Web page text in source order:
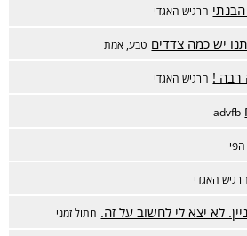
הרגיש האגדי
יש כמה צדדים טבע, אמת
רבה ! הרגיש האגדי
advfb
הפי
הרגיש האגדי
לא יצא לי לחשוב על זה. חתול זמני